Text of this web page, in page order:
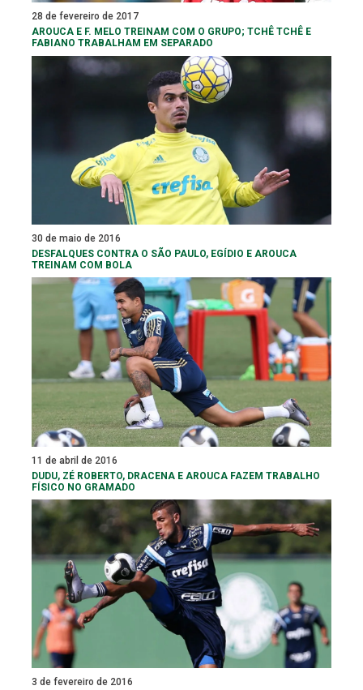
28 de fevereiro de 2017
AROUCA E F. MELO TREINAM COM O GRUPO; TCHÊ TCHÊ E
FABIANO TRABALHAM EM SEPARADO
30 de maio de 2016
DESFALQUES CONTRA O SÃO PAULO, EGÍDIO E AROUCA
TREINAM COM BOLA
11 de abril de 2016
DUDU, ZÉ ROBERTO, DRACENA E AROUCA FAZEM TRABALHO
FÍSICO NO GRAMADO
3 de fevereiro de 2016